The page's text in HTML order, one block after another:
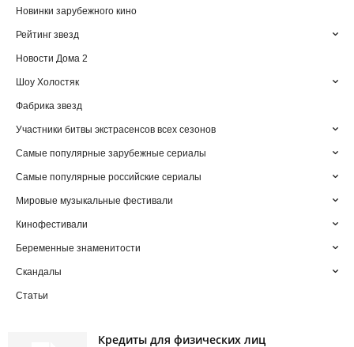
Новинки зарубежного кино
Рейтинг звезд
Новости Дома 2
Шоу Холостяк
Фабрика звезд
Участники битвы экстрасенсов всех сезонов
Самые популярные зарубежные сериалы
Самые популярные российские сериалы
Мировые музыкальные фестивали
Кинофестивали
Беременные знаменитости
Скандалы
Статьи
Кредиты для физических лиц